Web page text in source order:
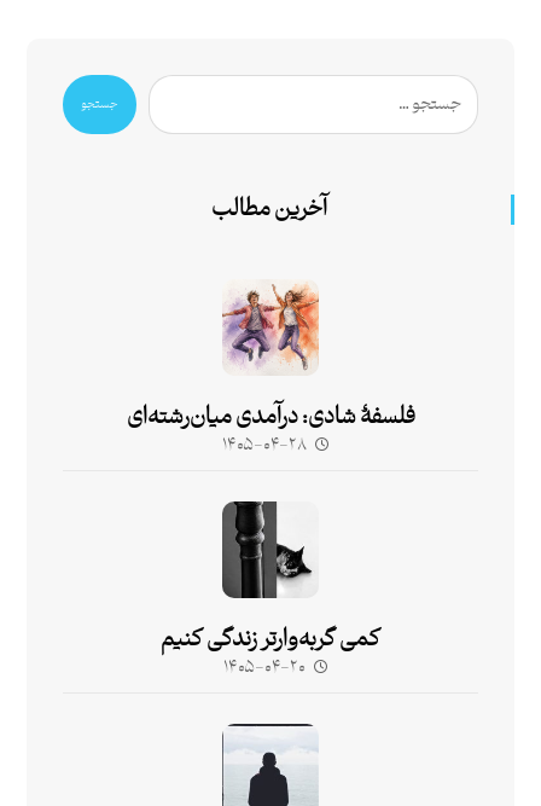
جستجو
آخرین مطالب
فلسفۀ شادی: درآمدی میان‌رشته‌ای
۱۴۰۵-۰۴-۲۸
کمی گربه‌وارتر زندگی کنیم
۱۴۰۵-۰۴-۲۰